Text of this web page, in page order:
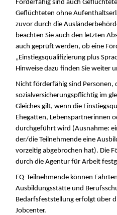
Förderfähig sind auch
Geflüchteten ohne
zuvor durch die
beachten Sie auch den letzten
auch geprüft werden, ob eine
„Einstiegsqualifizierung plus
Hinweise dazu finden Sie weiter
Nicht förderfähig sind Personen,
sozialversicherungspflichtig im
Gleiches gilt, wenn die
Ehegatten, Lebenspartnerinnen
durchgeführt wird (Ausnahme:
der/die Teilnehmende eine
vorzeitig abgebrochen hat). Die
durch die Agentur für Arbeit
EQ-Teilnehmende können
Ausbildungsstätte und
Bedarfsfeststellung erfolgt über
Jobcenter.